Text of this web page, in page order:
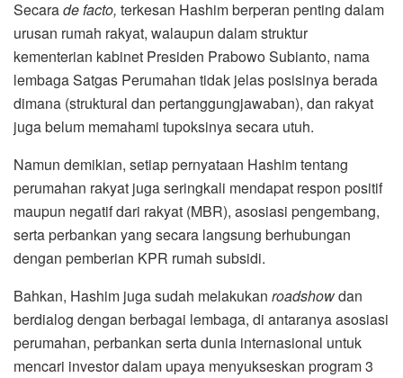
Secarade facto, terkesan Hashim berperan penting dalam
urusan rumah rakyat, walaupun dalam struktur
kementerian kabinet Presiden Prabowo Subianto, nama
lembaga Satgas Perumahan tidak jelas posisinya berada
dimana (struktural dan pertanggungjawaban), dan rakyat
juga belum memahami tupoksinya secara utuh.
Namun demikian, setiap pernyataan Hashim tentang
perumahan rakyat juga seringkali mendapat respon positif
maupun negatif dari rakyat (MBR), asosiasi pengembang,
serta perbankan yang secara langsung berhubungan
dengan pemberian KPR rumah subsidi.
Bahkan, Hashim juga sudah melakukan roadshowdan
berdialog dengan berbagai lembaga, di antaranya asosiasi
perumahan, perbankan serta dunia internasional untuk
mencari investor dalam upaya menyukseskan program 3